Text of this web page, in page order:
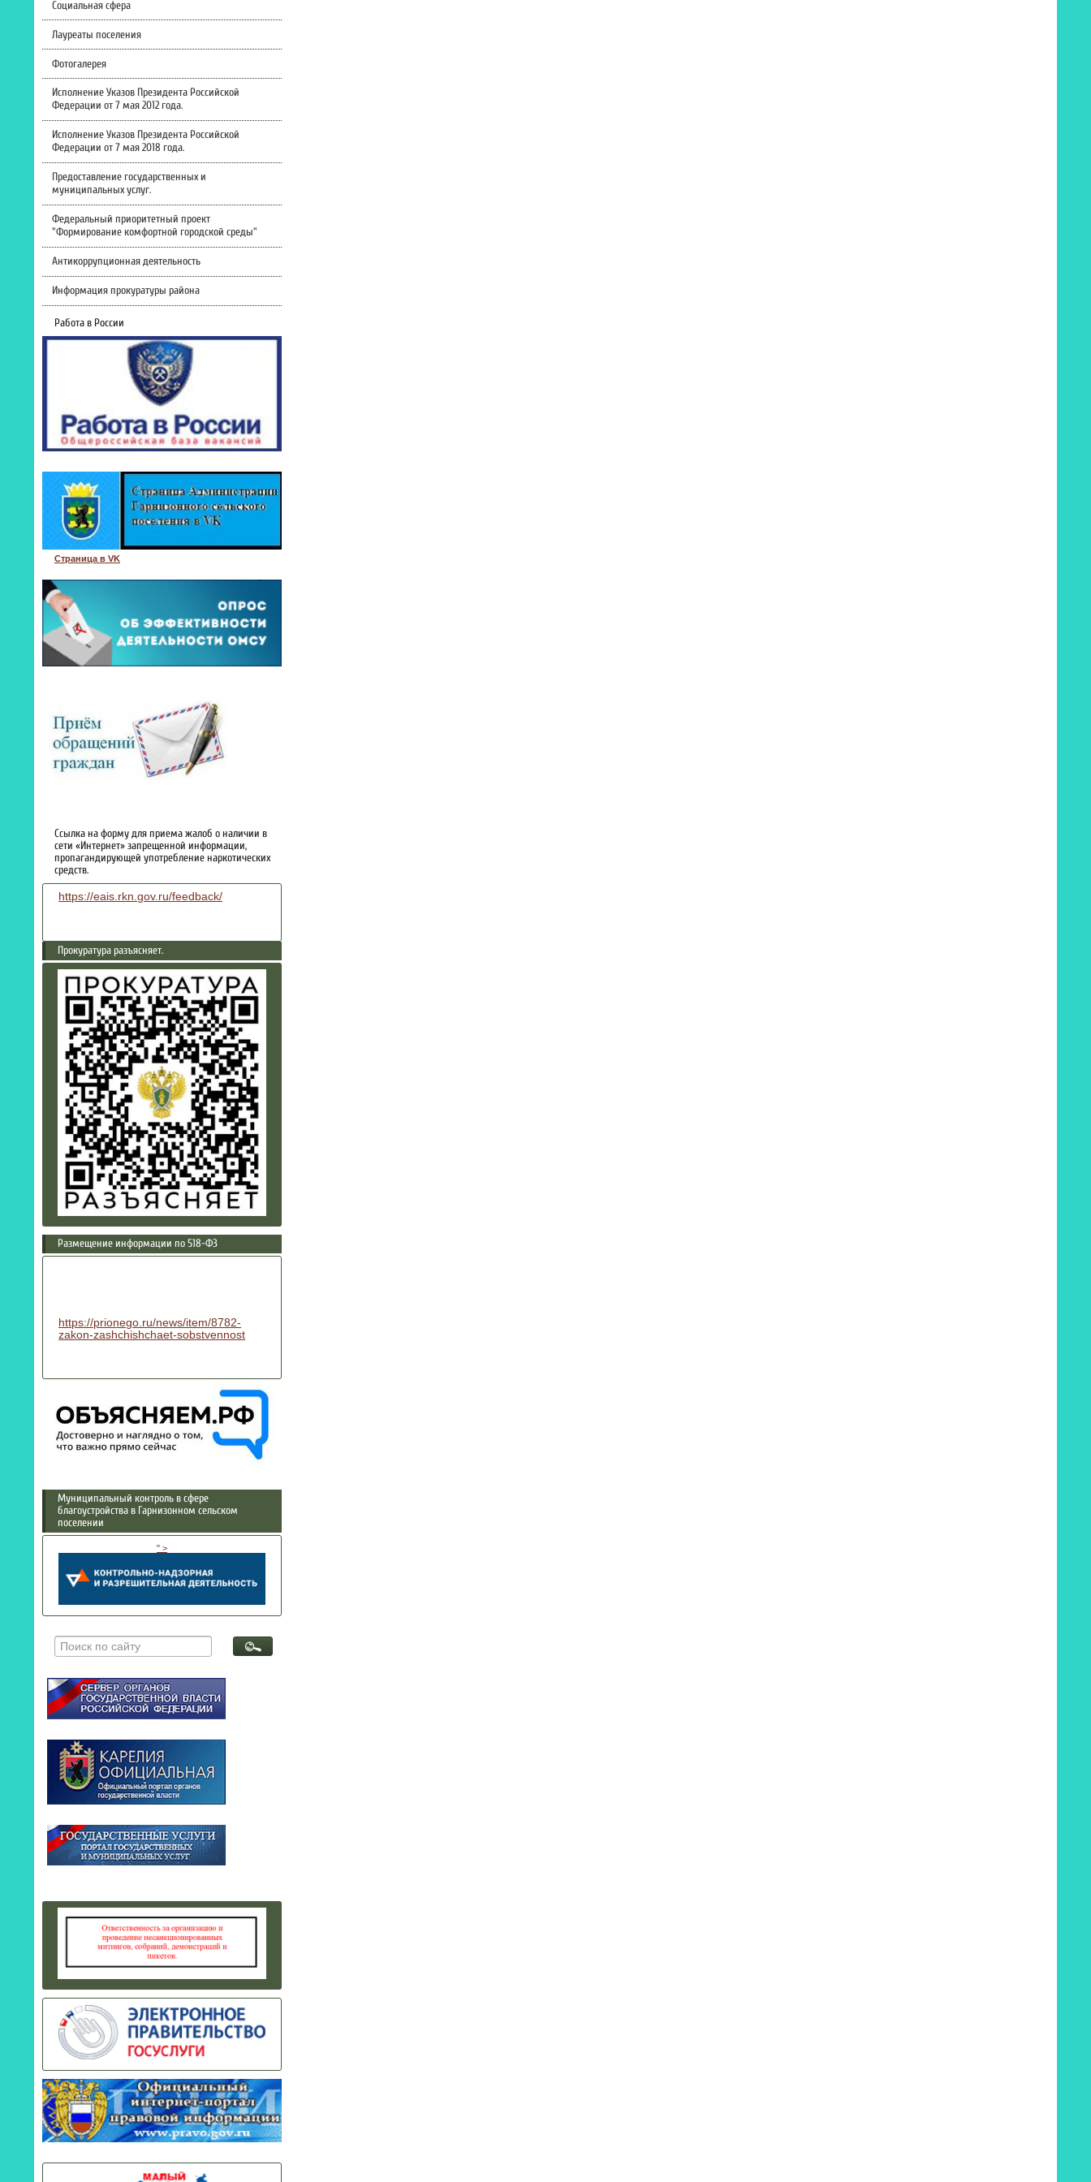
Социальная сфера
Лауреаты поселения
Фотогалерея
Исполнение Указов Президента Российской
Федерации от 7 мая 2012 года.
Исполнение Указов Президента Российской
Федерации от 7 мая 2018 года.
Предоставление государственных и
муниципальных услуг.
Федеральный приоритетный проект
"Формирование комфортной городской среды"
Антикоррупционная деятельность
Информация прокуратуры района
Работа в России
Страница в VK
Ссылка на форму для приема жалоб о наличии в
сети «Интернет» запрещенной информации,
пропагандирующей употребление наркотических
средств.
https://eais.rkn.gov.ru/feedback/
Прокуратура разъясняет.
Размещение информации по 518-ФЗ
https://prionego.ru/news/item/8782-
zakon-zashchishchaet-sobstvennost
Муниципальный контроль в сфере
благоустройства в Гарнизонном сельском
поселении
" >